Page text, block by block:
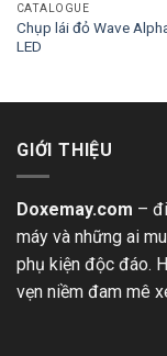
CATALOGUE
Chụp lái đỏ Wave
LED
GIỚI THIỆU
Doxemay.com –
máy và những ai
phụ kiện độc đáo.
vẹn niềm đam mê